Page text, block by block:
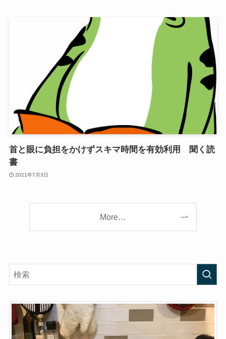
首と眼に負担をかけずスキマ時間を有効利用 聞く読
書
2021年7月3日
More…